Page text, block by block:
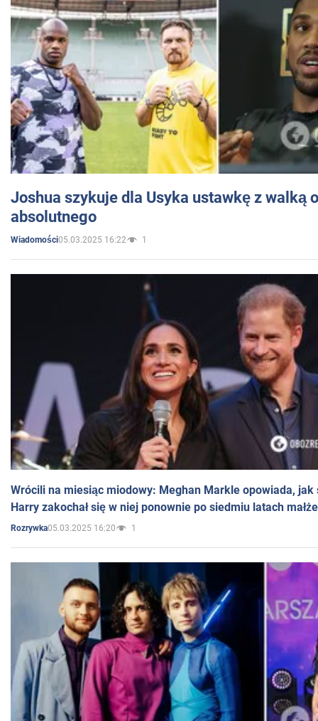
Joshua szykuje dla Usyka ustawkę z walką
absolutnego
Wiadomości05.03.2025 16:22 1
Wrócili na miesiąc miodowy: Meghan Markle opowiada, jak
Harry zakochał się w niej ponownie po siedmiu latach
Rozrywka05.03.2025 16:20 1